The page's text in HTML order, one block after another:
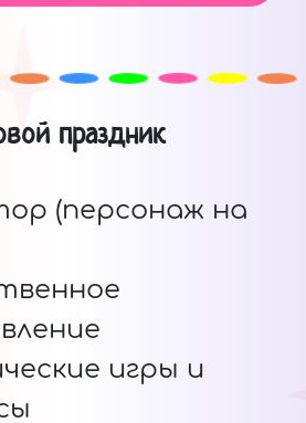
праздник
(персонаж на
игры и